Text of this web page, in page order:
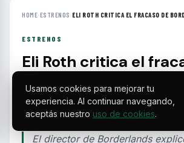
HOME›ESTRENOS ›ELI ROTH CRITICA EL FRACASO DE
ESTRENOS
Eli Roth critica el
Borderlands por su
reducido y
conservador
El director de Borderlands
Usamos cookies para mejorar tu
experiencia. Al continuar navegando,
aceptás nuestro uso de cookies.